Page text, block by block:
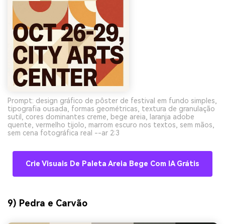
Prompt: design gráfico de pôster de festival em fundo simples,
tipografia ousada, formas geométricas, textura de granulação
sutil, cores dominantes creme, bege areia, laranja adobe
quente, vermelho tijolo, marrom escuro nos textos, sem mãos,
sem cena fotográfica real --ar 2:3
Crie Visuais De Paleta Areia Bege Com IA Grátis
9) Pedra e Carvão